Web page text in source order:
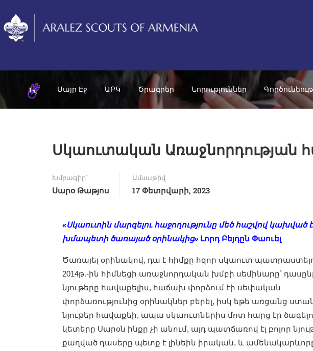
Մայր Էջ ԱԲԿ Ծրագրեր Նորություններ
Սկաուտական Առաջնորդության
Խմբագիր՝
Սարօ Թաթյոս
Ամսաթիվ
17 Փետրվարի, 2023
«Սկաուտին մարզելու հաջողությունը մեծ հաշվով կախված է
խմապետի ծառայած օրինակից» Լորդ Բեյդըն Փաուել
Ծառայել օրինակով, դա է հիմքը հզոր սկաուտ
2014թ.-ին հիմնեցի առաջնորդական խմբի սեմինարը՝
նյութերը հավաքելիս, հաճախ փորձում էի սեփական
փորձառությունից օրինակներ բերել, իսկ եթե առցանց
նյութեր հավաքեի, ապա սկաուտներիս մոտ հարց էր
կետերը Սարօն ինքը չի անում, այդ պատճառով էլ բոլոր
քաղված դասերը պետք է լինեին իրական, և